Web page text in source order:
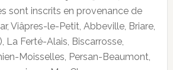
sont inscrits en provenance de
Viâpres-le-Petit, Abbeville, Briare,
La Ferté-Alais, Biscarrosse,
Moisselles, Persan-Beaumont,